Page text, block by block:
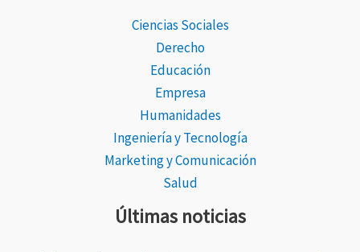
Ciencias Sociales
Derecho
Educación
Empresa
Humanidades
Ingeniería y Tecnología
Marketing y Comunicación
Salud
Últimas noticias